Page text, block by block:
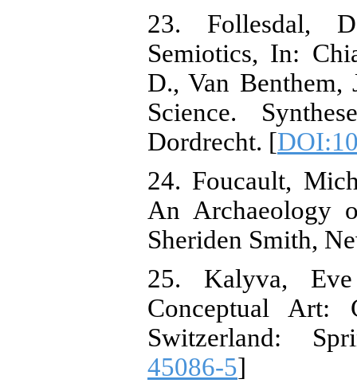
23. Follesdal,
Semiotics, In:
D., Van Benthem,
Science.
Dordrecht. [
24. Foucault,
An Archaeology
Sheriden Smith,
25. Kalyva,
Conceptual Art:
Switzerland:
45086-5]